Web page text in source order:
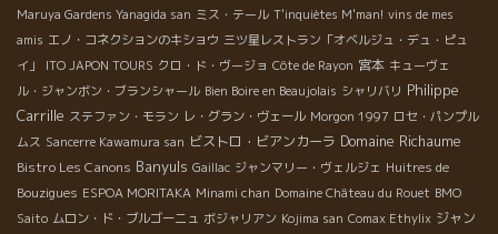
Maruya Gardens Yanagida san ミス・テール T'inquiètes M'man! vins de mes
amis エノ・コネクションのキショウ 三ツ星レストラン「オベルジュ・デュ・ピュ
イ」
ITO JAPON TOURS クロ・ド・ヴージョ Côte de Rayon 宮本 キューヴェ
ル・ジャンボン・ブランシャール Bien Boire en Beaujolais シャリバリ Philippe
Carrille ステファン・モラン レ・グラン・ヴェール Morgon 1997 ロセ・パンプル
ムス Sancerre Kawamura san ビストロ・ビアンカーラ Domaine Richaume
Bistro Les Canons Banyuls Gaillac ジャンマリー・ヴェルジェ Huitres de
Bouzigues ESPOA MORITAKA Minami chan Domaine Château du Rouet BMO
Saito ムロン・ド・ブルゴーニュ ボジャリアン Kojima san Comax Ethylix ジャン